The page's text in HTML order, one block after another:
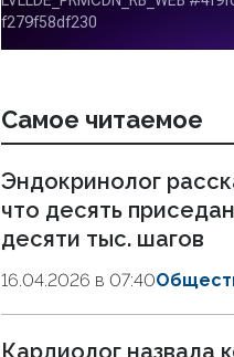
Самое читаемое
Эндокринолог
что десять
десяти тыс. шагов
16.04.2026 в 07:40